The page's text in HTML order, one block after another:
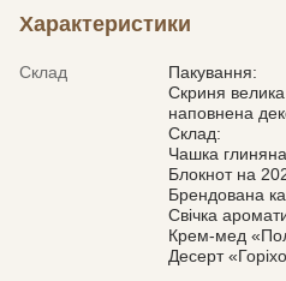
Характеристики
Склад
Пакування:
Скриня
наповнена
Склад:
Чашка
Блокнот на
Брендована
Свічка
Крем-мед
Десерт